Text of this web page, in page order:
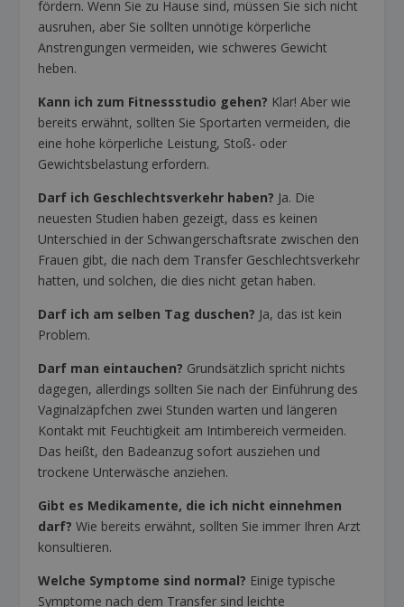
fördern. Wenn Sie zu Hause sind, müssen Sie sich nicht
ausruhen, aber Sie sollten unnötige körperliche
Anstrengungen vermeiden, wie schweres Gewicht
heben.
Kann ich zum Fitnessstudio gehen? Klar! Aber wie
bereits erwähnt, sollten Sie Sportarten vermeiden, die
eine hohe körperliche Leistung, Stoß- oder
Gewichtsbelastung erfordern.
Darf ich Geschlechtsverkehr haben? Ja. Die
neuesten Studien haben gezeigt, dass es keinen
Unterschied in der Schwangerschaftsrate zwischen den
Frauen gibt, die nach dem Transfer Geschlechtsverkehr
hatten, und solchen, die dies nicht getan haben.
Darf ich am selben Tag duschen? Ja, das ist kein
Problem.
Darf man eintauchen? Grundsätzlich spricht nichts
dagegen, allerdings sollten Sie nach der Einführung des
Vaginalzäpfchen zwei Stunden warten und längeren
Kontakt mit Feuchtigkeit am Intimbereich vermeiden.
Das heißt, den Badeanzug sofort ausziehen und
trockene Unterwäsche anziehen.
Gibt es Medikamente, die ich nicht einnehmen
darf? Wie bereits erwähnt, sollten Sie immer Ihren Arzt
konsultieren.
Welche Symptome sind normal? Einige typische
Symptome nach dem Transfer sind leichte